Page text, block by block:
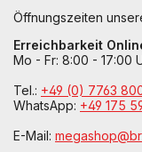
Öffnungszeiten
Erreichbarkeit
Mo - Fr: 8:00 - 17:00
Tel.: +49 (0) 7763
WhatsApp: +49 175
E-Mail: